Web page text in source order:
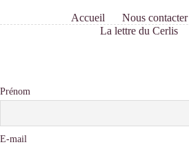
Accueil Nous contacter
La lettre du Cerlis
Prénom
E-mail